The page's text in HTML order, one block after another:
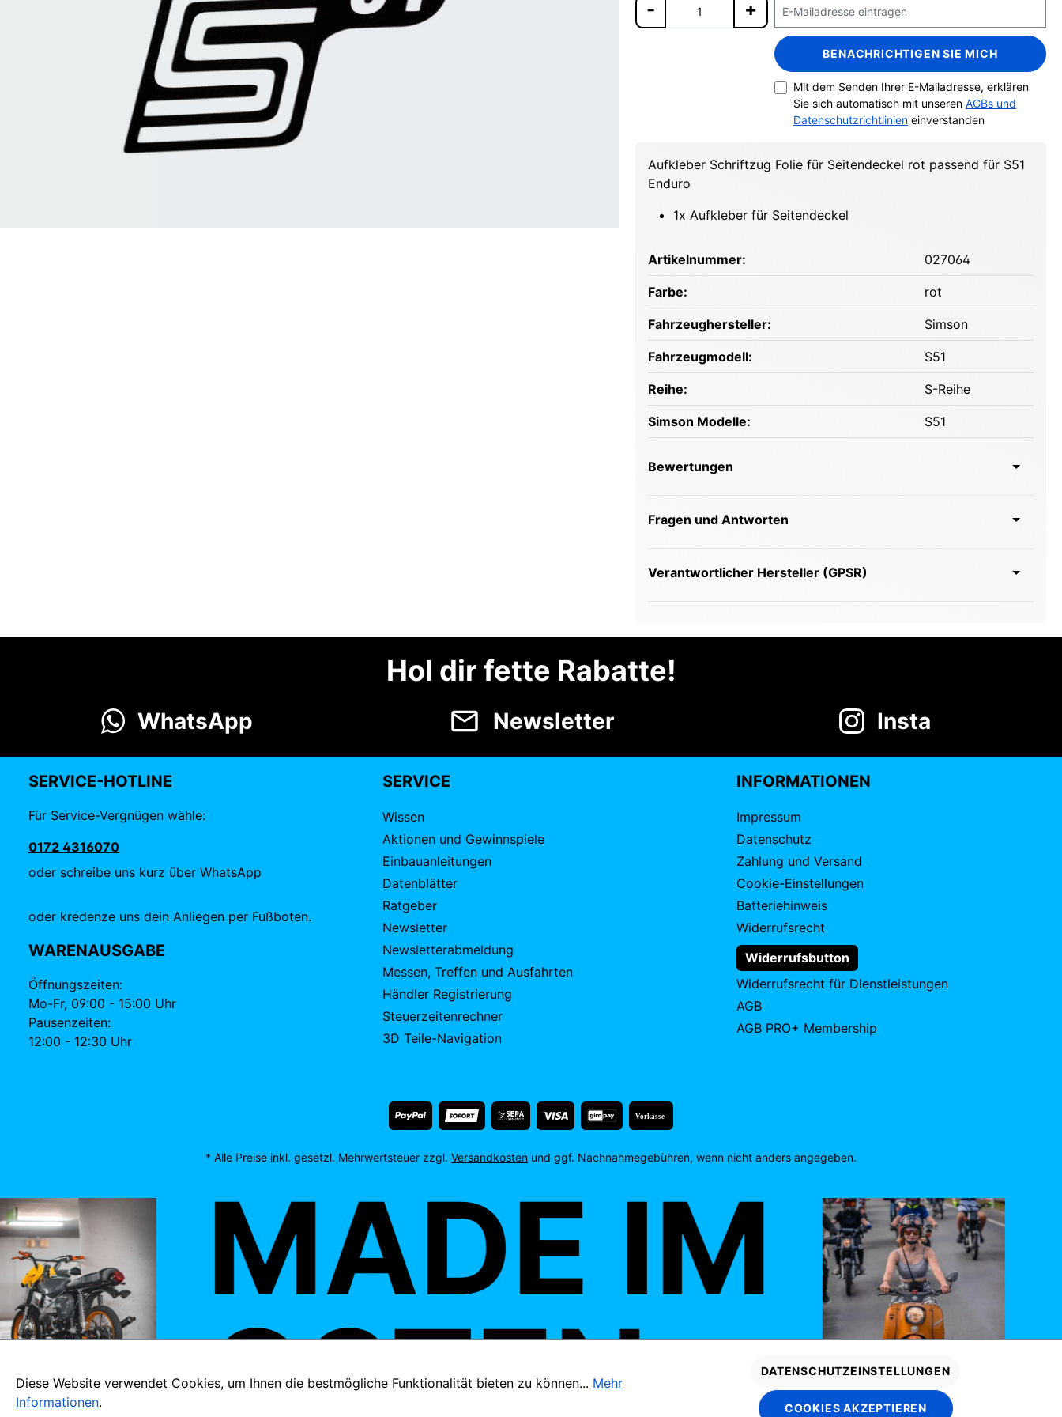
BENACHRICHTIGEN SIE MICH
Mit dem Senden Ihrer E-Mailadresse, erklären
Sie sich automatisch mit unseren AGBs und
Datenschutzrichtlinien einverstanden
Aufkleber Schriftzug Folie für Seitendeckel rot passend für S51
Enduro
1x Aufkleber für Seitendeckel
Artikelnummer: 027064
Farbe: rot
Fahrzeughersteller: Simson
Fahrzeugmodell: S51
Reihe: S-Reihe
Simson Modelle: S51
Bewertungen
Fragen und Antworten
Verantwortlicher Hersteller (GPSR)
Hol dir fette Rabatte!
WhatsApp Newsletter Insta
SERVICE-HOTLINE
Für Service-Vergnügen wähle:
0172 4316070
oder schreibe uns kurz über WhatsApp
oder kredenze uns dein Anliegen per Fußboten.
WARENAUSGABE
Öffnungszeiten:
Mo-Fr, 09:00 - 15:00 Uhr
Pausenzeiten:
12:00 - 12:30 Uhr
SERVICE
Wissen
Aktionen und Gewinnspiele
Einbauanleitungen
Datenblätter
Ratgeber
Newsletter
Newsletterabmeldung
Messen, Treffen und Ausfahrten
Händler Registrierung
Steuerzeitenrechner
3D Teile-Navigation
INFORMATIONEN
Impressum
Datenschutz
Zahlung und Versand
Cookie-Einstellungen
Batteriehinweis
Widerrufsrecht
Widerrufsbutton
Widerrufsrecht für Dienstleistungen
AGB
AGB PRO+ Membership
Vorkasse
* Alle Preise inkl. gesetzl. Mehrwertsteuer zzgl. Versandkosten und ggf. Nachnahmegebühren, wenn nicht anders angegeben.
MADE IM
OSTEN.
Diese Website verwendet Cookies, um Ihnen die bestmögliche Funktionalität bieten zu können... Mehr
Informationen.
DATENSCHUTZEINSTELLUNGEN
COOKIES AKZEPTIEREN